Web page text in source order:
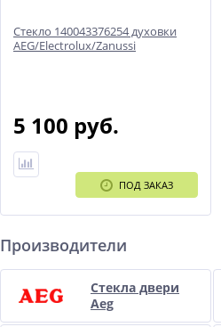
Стекло 140043376254 духовки
AEG/Electrolux/Zanussi
5 100 руб.
ПОД ЗАКАЗ
Производители
Стекла двери
Aeg